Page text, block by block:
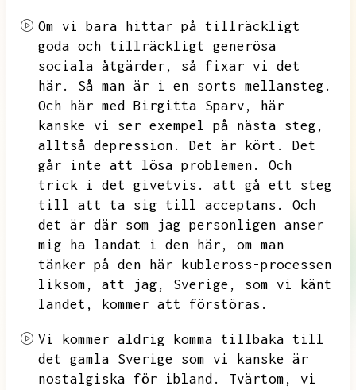
Om vi bara hittar på tillräckligt
goda och tillräckligt generösa
sociala åtgärder,
så fixar vi det
här.
Så man är i en sorts mellansteg.
Och här med Birgitta Sparv,
här
kanske vi ser exempel på nästa steg,
alltså depression.
Det är kört.
Det
går inte att lösa problemen.
Och
trick i det givetvis.
att gå ett steg
till att ta sig till acceptans.
Och
det är där som jag personligen anser
mig ha landat i den här,
om man
tänker på den här kubleross-processen
liksom,
att jag, Sverige,
som vi känt
landet,
kommer att förstöras.
Vi kommer aldrig komma tillbaka till
det gamla Sverige som vi kanske är
nostalgiska för ibland.
Tvärtom,
vi